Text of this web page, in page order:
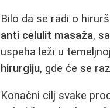
Bilo da se radi o
anti celulit masaža,
uspeha leži u
hirurgiju, gde će se
Konačni cilj svake